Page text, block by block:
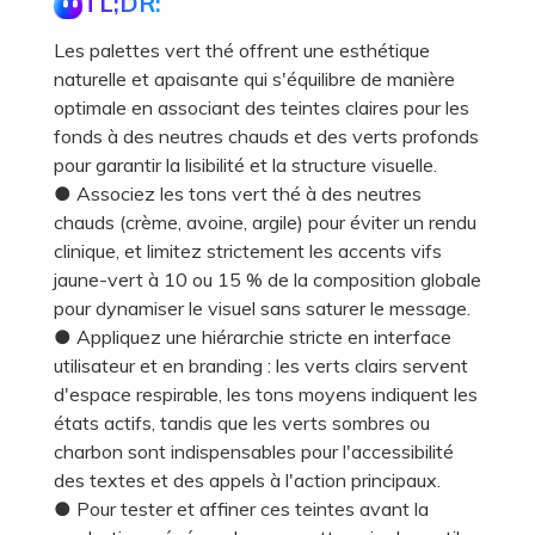
Les palettes vert thé offrent une esthétique
naturelle et apaisante qui s'équilibre de manière
optimale en associant des teintes claires pour les
fonds à des neutres chauds et des verts profonds
pour garantir la lisibilité et la structure visuelle.
● Associez les tons vert thé à des neutres
chauds (crème, avoine, argile) pour éviter un rendu
clinique, et limitez strictement les accents vifs
jaune-vert à 10 ou 15 % de la composition globale
pour dynamiser le visuel sans saturer le message.
● Appliquez une hiérarchie stricte en interface
utilisateur et en branding : les verts clairs servent
d'espace respirable, les tons moyens indiquent les
états actifs, tandis que les verts sombres ou
charbon sont indispensables pour l'accessibilité
des textes et des appels à l'action principaux.
● Pour tester et affiner ces teintes avant la